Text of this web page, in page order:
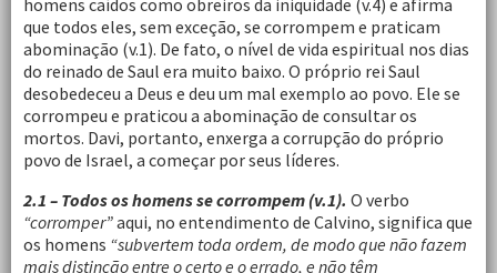
homens caídos como obreiros da iniquidade (v.4) e afirma
que todos eles, sem exceção, se corrompem e praticam
abominação (v.1). De fato, o nível de vida espiritual nos dias
do reinado de Saul era muito baixo. O próprio rei Saul
desobedeceu a Deus e deu um mal exemplo ao povo. Ele se
corrompeu e praticou a abominação de consultar os
mortos. Davi, portanto, enxerga a corrupção do próprio
povo de Israel, a começar por seus líderes.
2.1 – Todos os homens se corrompem (v.1). O verbo
“corromper”aqui, no entendimento de Calvino, significa que
os homens “subvertem toda ordem, de modo que não fazem
mais distinção entre o certo e o errado, e não têm